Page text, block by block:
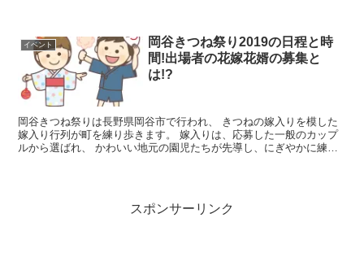
イベント
岡谷きつね祭り2019の日程と時
間!出場者の花嫁花婿の募集と
は!?
岡谷きつね祭りは長野県岡谷市で行われ、 きつねの嫁入りを模した
嫁入り行列が町を練り歩きます。 嫁入りは、応募した一般のカップ
ルから選ばれ、 かわいい地元の園児たちが先導し、にぎやかに練り
スポンサーリンク